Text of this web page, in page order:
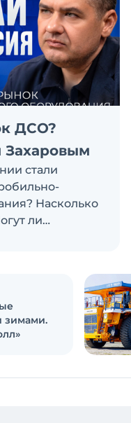
ДСО?
Захаровым
стали
Насколько
ли
подкаста
Ру»
зимами.